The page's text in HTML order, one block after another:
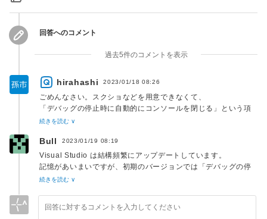
回答へのコメント
過去5件のコメントを表示
hirahashi 2023/01/18 08:26
ごめんなさい。スクショなどを用意できなくて、
「デバッグの停止時に自動的にコンソールを閉じる」という項
目は見つかりません。
続きを読む ∨
Bull 2023/01/19 08:19
Visual Studio は結構頻繁にアップデートしています。
記憶があいまいですが、初期のバージョンでは「デバッグの停
止時に自動的にコンソールを閉じる」はなかったのですが、い
Visual Studio 2017 の最新バージョンは 15.9.51 です。
続きを読む ∨